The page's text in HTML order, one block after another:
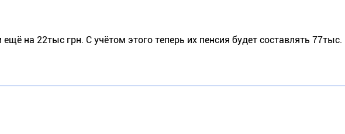
на 22тыс грн. С учётом этого теперь их пенсия будет составлять 77тыс.